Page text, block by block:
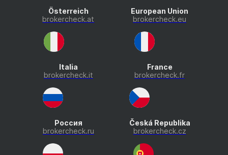
Österreich
brokercheck.at
European Union
brokercheck.eu
Italia
brokercheck.it
France
brokercheck.fr
Россия
brokercheck.ru
Česká Republika
brokercheck.cz